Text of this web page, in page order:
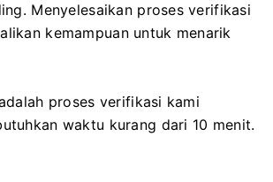
Menyelesaikan proses verifikasi
kemampuan untuk menarik
proses verifikasi kami
waktu kurang dari 10 menit.